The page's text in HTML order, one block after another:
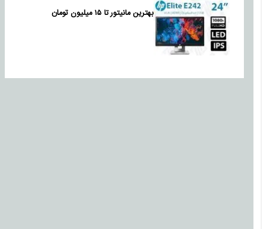
بهترین مانیتور تا ۱۵ میلیون تومان